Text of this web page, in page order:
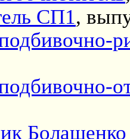
СП1,
Болашенко